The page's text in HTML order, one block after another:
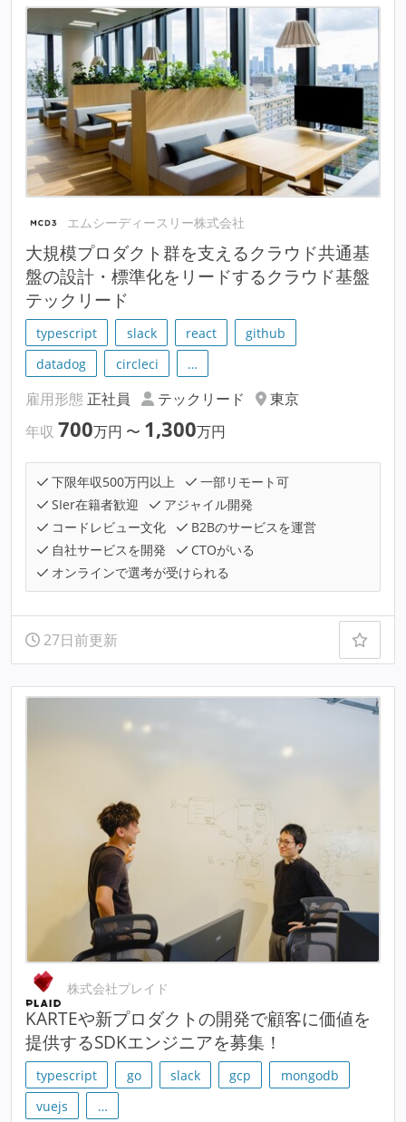
エムシーディースリー株式会社
大規模プロダクト群を支えるクラウド共通基
盤の設計・標準化をリードするクラウド基盤
テックリード
typescript slack react
github
datadog
circleci …
雇用形態 正社員 テックリード
東京
年収 700万円 〜 1,300万円
下限年収500万円以上
一部リモート可
SIer在籍者歓迎
アジャイル開発
コードレビュー文化
B2Bのサービスを運営
自社サービスを開発
CTOがいる
オンラインで選考が受けられる
27日前更新
株式会社プレイド
KARTEや新プロダクトの開発で顧客に価値を
提供するSDKエンジニアを募集！
typescript go slack gcp
mongodb
vuejs
…